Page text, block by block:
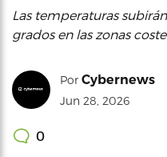
Las temperaturas
grados en las zonas
Por Cybernews
Jun 28, 2026
0